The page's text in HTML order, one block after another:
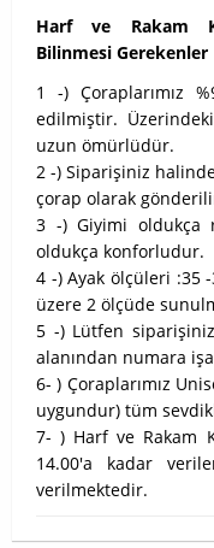
Harf ve Rakam
Bilinmesi Gerekenler
1 -) Çoraplarımız
edilmiştir.
uzun ömürlüdür.
2 -) Siparişiniz
çorap olarak
3 -) Giyimi oldukça
oldukça konforludur.
4 -) Ayak ölçüleri :35
üzere 2 ölçüde
5 -) Lütfen
alanından numara
6- ) Çoraplarımız
uygundur) tüm
7- ) Harf ve Rakam
14.00'a kadar
verilmektedir.